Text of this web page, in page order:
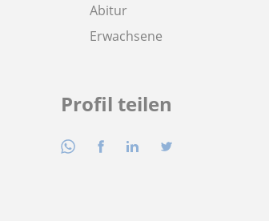
Abitur
Erwachsene
Profil teilen